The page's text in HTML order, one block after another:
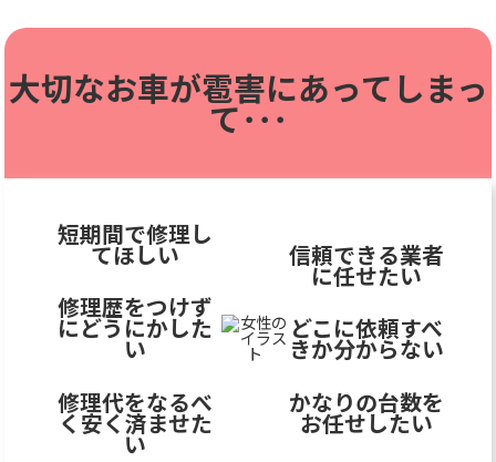
大切なお車が雹害にあってしまっ
て･･･
短期間で修理し
てほしい
修理歴をつけず
にどうにかした
い
修理代をなるべ
く安く済ませた
い
信頼できる業者
に任せたい
どこに依頼すべ
きか分からない
かなりの台数を
お任せしたい